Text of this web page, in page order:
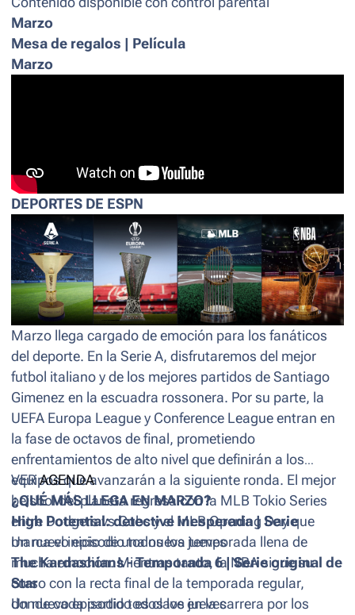
Marzo
Mesa de regalos | Película
Marzo
DEPORTES DE ESPN
Marzo llega cargado de emoción para los fanáticos
del deporte. En la Serie A, disfrutaremos del mejor
futbol italiano y de los mejores partidos de Santiago
Gimenez en la escuadra rossonera. Por su parte, la
UEFA Europa League y Conference League entran en
la fase de octavos de final, prometiendo
enfrentamientos de alto nivel que definirán a los
equipos que avanzarán a la siguiente ronda. El mejor
beisbol del planeta regresa con la MLB Tokio Series
entre Dodgers vs Cubs y el MLB Opening Day que
marca el inicio de una nueva temporada llena de
mucha emoción. Mientras tanto, la NBA sigue su
curso con la recta final de la temporada regular,
donde cada partido es clave en la carrera por los
VERAGENDA
¿QUÉ MÁS LLEGA EN MARZO?
High Potential: detective inesperada | Serie
Un nuevo episodio todos los jueves
The Kardashians - Temporada 6 | Serie original de
Star
Un nuevo episodio todos los jueves